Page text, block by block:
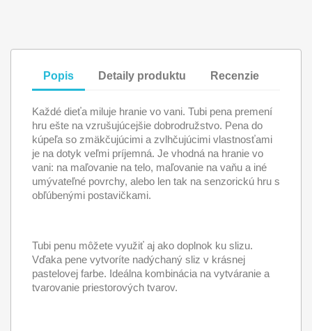
Popis Detaily produktu Recenzie
Každé dieťa miluje hranie vo vani. Tubi pena premení
hru ešte na vzrušujúcejšie dobrodružstvo. Pena do
kúpeľa so zmäkčujúcimi a zvlhčujúcimi vlastnosťami
je na dotyk veľmi príjemná. Je vhodná na hranie vo
vani: na maľovanie na telo, maľovanie na vaňu a iné
umývateľné povrchy, alebo len tak na senzorickú hru s
obľúbenými postavičkami.
Tubi penu môžete využiť aj ako doplnok ku slizu.
Vďaka pene vytvoríte nadýchaný sliz v krásnej
pastelovej farbe. Ideálna kombinácia na vytváranie a
tvarovanie priestorových tvarov.